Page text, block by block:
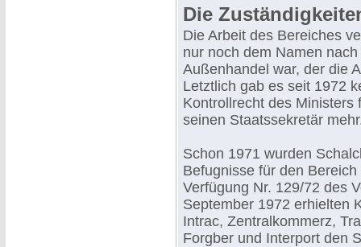
Die
Die Arbeit des Bereiches
nur noch dem Namen
Außenhandel war, der die
Letztlich gab es seit 1972
Kontrollrecht des Ministers
seinen Staatssekretär
Schon 1971 wurden
Befugnisse für den
Verfügung Nr. 129/72 des
September 1972 erhielten
Intrac, Zentralkommerz,
Forgber und Interport den